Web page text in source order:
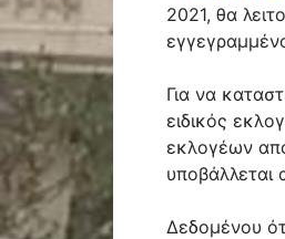
2021, θα
Για να
ειδικός
εκλογέων
υποβάλλεται
Δεδομένου